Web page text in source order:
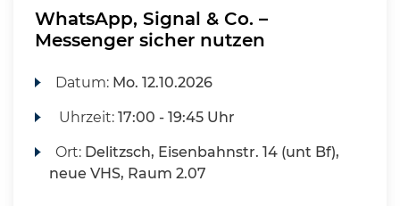
WhatsApp, Signal & Co. –
Messenger sicher nutzen
Datum: Mo. 12.10.2026
Uhrzeit:17:00 - 19:45 Uhr
Ort: Delitzsch, Eisenbahnstr. 14 (unt Bf),
neue VHS, Raum 2.07